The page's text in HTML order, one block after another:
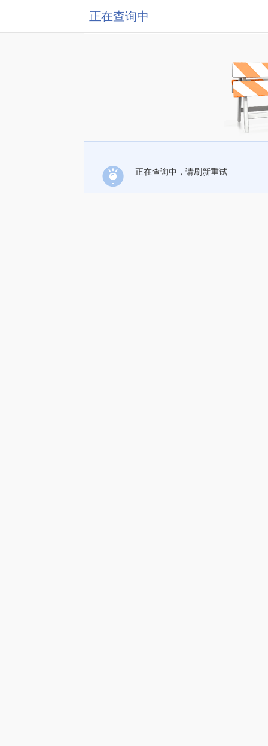
正在查询中
正在查询中，请刷新重试